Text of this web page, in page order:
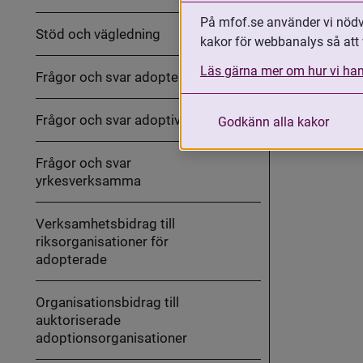
arbete
med
internationella
Stöd och vägledning
Fäll
och
Frågor och svar adopterade
Frågor och svar adoptivföräldrar
Frågor och svar
yrkesverksamma
Verksamhetsbidrag till
riksorganisationer för
adopterade
Organisationsbidrag till
auktoriserade
adoptionsorganisationer
På mfof.se använder vi
kakor för webbanalys så
Läs gärna mer om hur vi
Godkänn alla kakor